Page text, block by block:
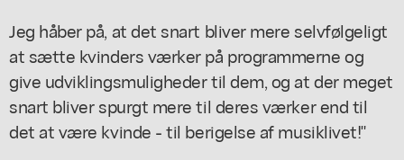
Jeg håber på, at det snart bliver mere selvfølgeligt
at sætte kvinders værker på programmerne og
give udviklingsmuligheder til dem, og at der meget
snart bliver spurgt mere til deres værker end til
det at være kvinde - til berigelse af musiklivet!"